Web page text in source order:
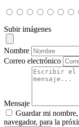
Subir imágenes
Nombre
Correo electrónico
Mensaje
Guardar mi
navegador, para la